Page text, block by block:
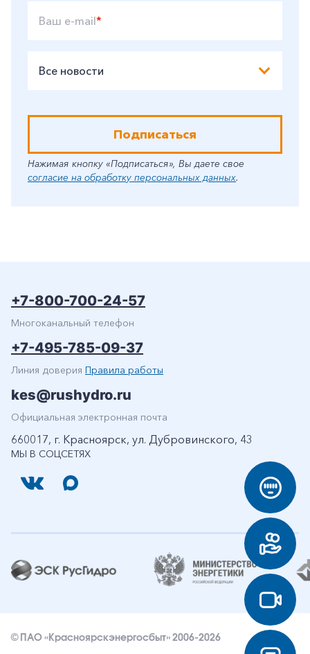
Ваш e-mail*
Все новости
Подписаться
Нажимая кнопку «Подписаться», Вы даете свое
согласие на обработку персональных данных.
МЫ В СОЦСЕТЯХ
+7-800-700-24-57
Многоканальный телефон
+7-495-785-09-37
Линия доверия Правила работы
kes@rushydro.ru
Официальная электронная почта
660017, г. Красноярск, ул. Дубровинского, 43
© ПАО «Красноярскэнергосбыт» 2006-2026